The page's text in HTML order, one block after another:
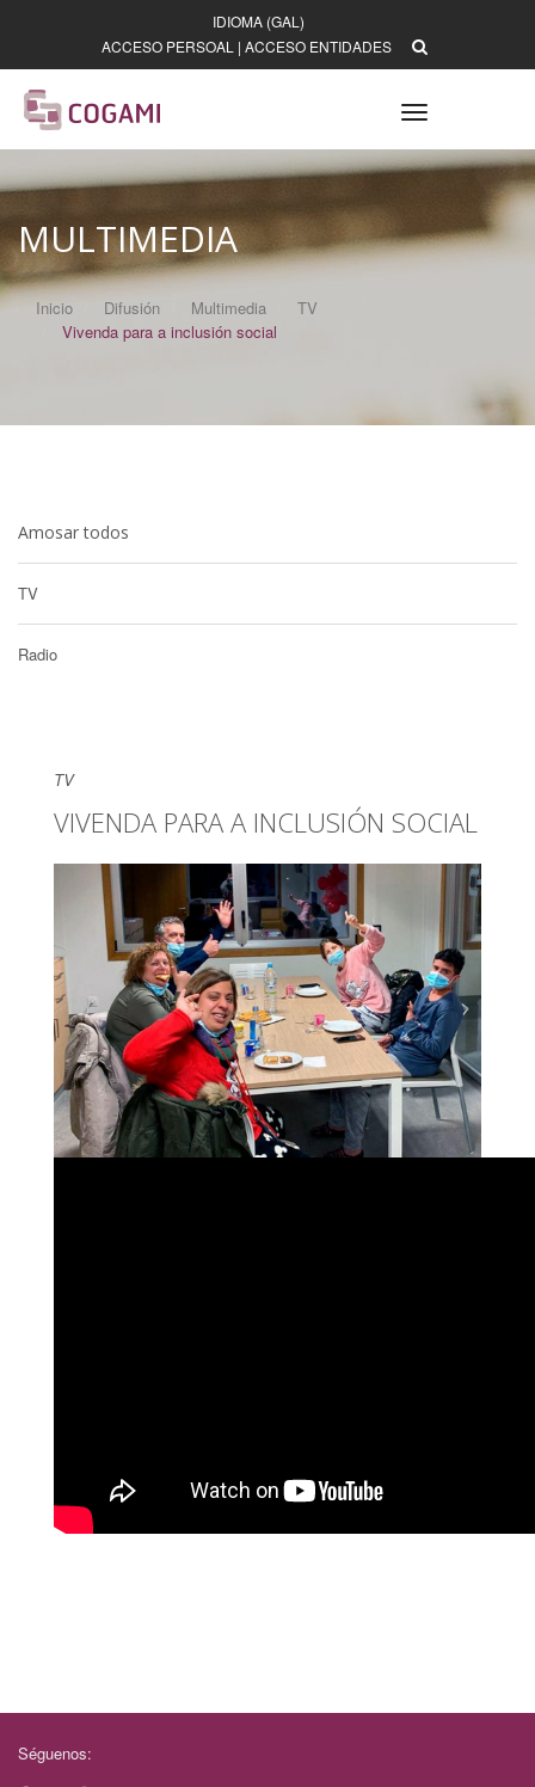
IDIOMA (GAL)
ACCESO PERSOAL | ACCESO ENTIDADES
Toggle
navigation
MULTIMEDIA
Inicio Difusión Multimedia
TV
Vivenda para a inclusión social
Amosar todos
TV
Radio
TV
VIVENDA PARA A INCLUSIÓN SOCIAL
Séguenos: